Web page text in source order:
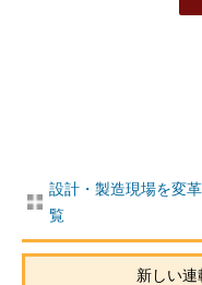
設計・製造現場を変
覧
新しい